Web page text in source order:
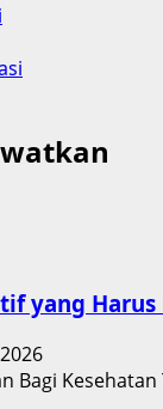
yang Harus